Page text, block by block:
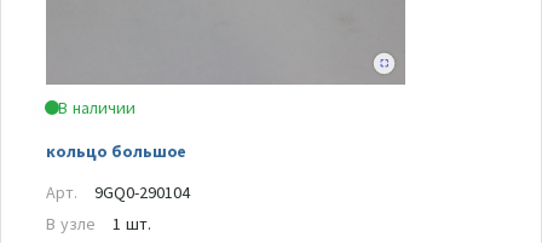
В наличии
кольцо большое
Арт.
9GQ0-290104
В узле
1 шт.